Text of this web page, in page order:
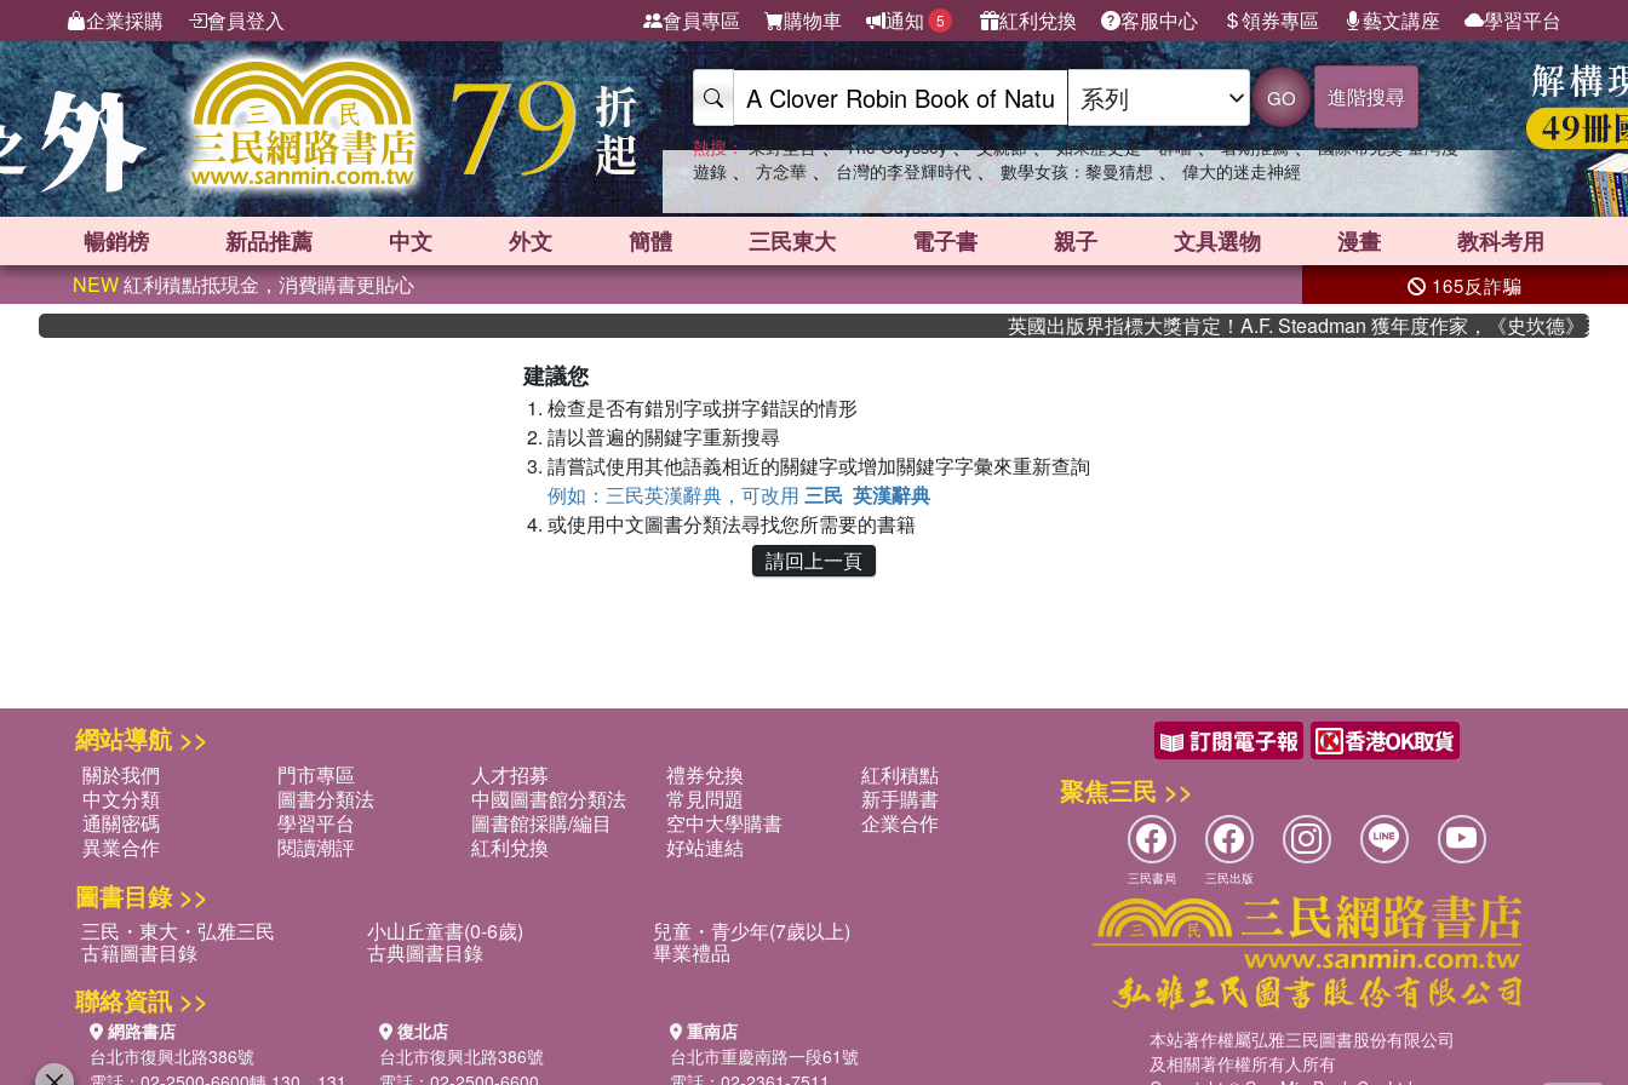
企業採購 會員登入 會員專區 購物車 通知 5 紅利兌換 客服中心 領券專區 藝文講座 學習平台
GO 進階搜尋
熱搜： 東野圭吾 、 The Odyssey 、 父親節 、 如果歷史是一群喵 、 暑期推薦 、 國際布克獎 臺灣漫
遊錄 、 方念華 、 台灣的李登輝時代 、 數學女孩：黎曼猜想 、 偉大的迷走神經
暢銷榜 新品推薦 中文 外文 簡體 三民東大 電子書 親子 文具選物 漫畫 教科考用
NEW紅利積點抵現金，消費購書更貼心 165反詐騙
英國出版界指標大獎肯定！A.F. Steadman 獲年度作家，《史坎德》系列
建議您
檢查是否有錯別字或拼字錯誤的情形
請以普遍的關鍵字重新搜尋
請嘗試使用其他語義相近的關鍵字或增加關鍵字字彙來重新查詢
例如：三民英漢辭典，可改用 三民 英漢辭典
或使用中文圖書分類法尋找您所需要的書籍
請回上一頁
網站導航 >>
關於我們 門市專區 人才招募 禮券兌換
紅利積點
中文分類
圖書分類法 中國圖書館分類法 常見問題
新手購書
通關密碼
學習平台 圖書館採購/編目 空中大學購書
企業合作
異業合作
閱讀潮評 紅利兌換 好站連結
圖書目錄 >>
三民・東大・弘雅三民 小山丘童書(0-6歲) 兒童・青少年(7歲以上)
古籍圖書目錄 古典圖書目錄 畢業禮品
聯絡資訊 >>
網路書店
台北市復興北路386號
復北店
台北市復興北路386號
重南店
台北市重慶南路一段61號
聚焦三民 >>
三民書局 三民出版
本站著作權屬弘雅三民圖書股份有限公司
及相關著作權所有人所有